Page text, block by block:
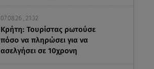
07.08.26 , 21:32
Κρήτη: Τουρίστας ρωτούσε
πόσο να πληρώσει για να
ασελγήσει σε 10χρονη